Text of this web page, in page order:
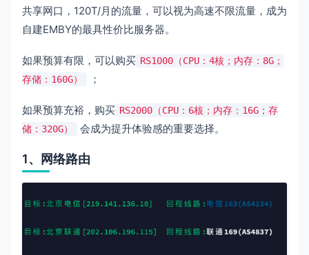
共享网口，120T/月的流量，可以视为高速不限流量，成为
自建EMBY的最具性价比服务器。
如果预算有限，可以购买 RS1000（CPU：4核；内存：8G；
存储：160G）
；
如果预算充裕，购买 RS2000（CPU：6核；内存：16G；存
储：320G）
会成为提升体验感的重要选择。
1、网络路由